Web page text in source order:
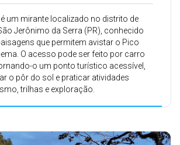
um mirante localizado no distrito de
Jerônimo da Serra (PR), conhecido
que permitem avistar o Pico
O acesso pode ser feito por carro
o um ponto turístico acessível,
o pôr do sol e praticar atividades
trilhas e exploração.